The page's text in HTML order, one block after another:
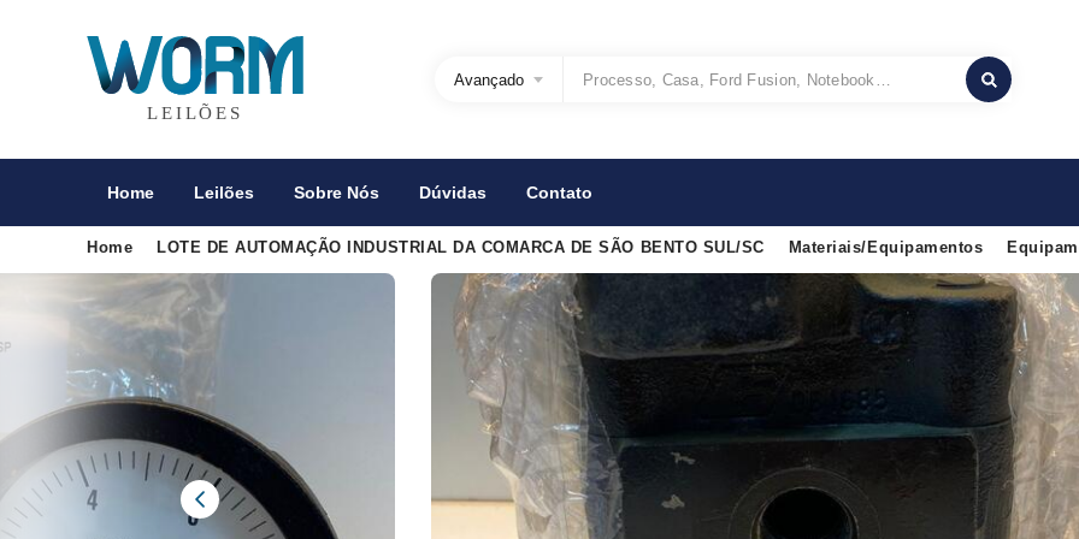
Avançado
Home Leilões Sobre Nós Dúvidas Contato
Home LOTE DE AUTOMAÇÃO INDUSTRIAL DA COMARCA DE SÃO BENTO SUL/SC Materiais/Equipamentos